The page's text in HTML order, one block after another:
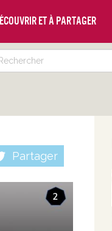
et à partager
Partager